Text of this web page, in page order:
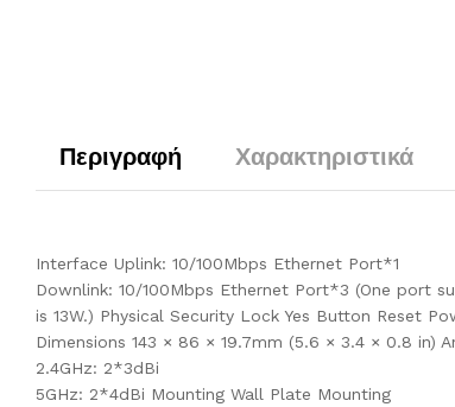
Περιγραφή Χαρακτηριστικά
Interface Uplink: 10/100Mbps Ethernet Port*1
Downlink: 10/100Mbps Ethernet Port*3 (One port
is 13W.) Physical Security Lock Yes Button Reset
Dimensions 143 × 86 × 19.7mm (5.6 × 3.4 × 0.8 in)
2.4GHz: 2*3dBi
5GHz: 2*4dBi Mounting Wall Plate Mounting